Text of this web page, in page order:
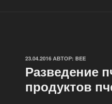
ОПУБЛИКОВАНО
23.04.2016 АВТОР: BEE
Разведение
продуктов